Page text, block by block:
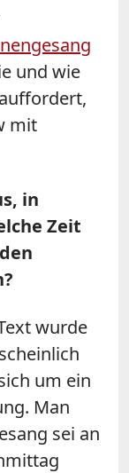
und wie
mit
in
Zeit
wurde
um ein
Man
sei an